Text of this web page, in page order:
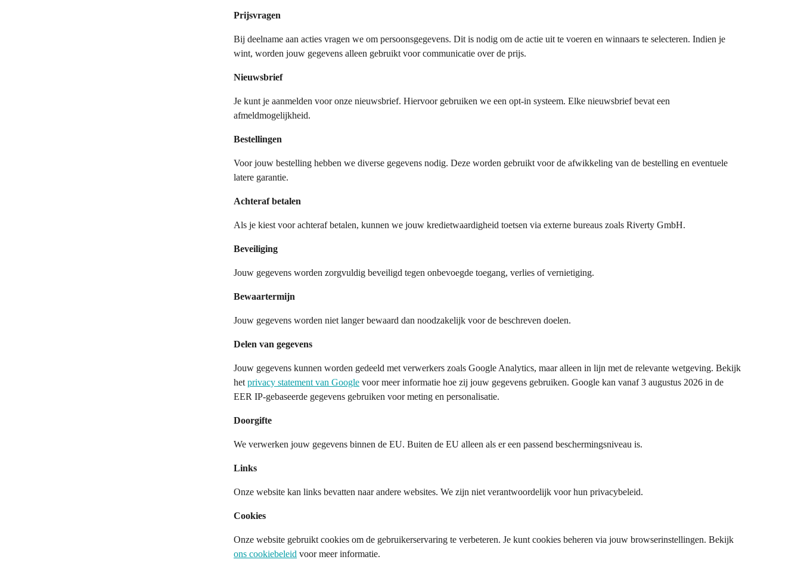
Prijsvragen
Bij deelname aan acties vragen we om persoonsgegevens. Dit is nodig om de actie uit te voeren en winnaars te selecteren. Indien je
wint, worden jouw gegevens alleen gebruikt voor communicatie over de prijs.
Nieuwsbrief
Je kunt je aanmelden voor onze nieuwsbrief. Hiervoor gebruiken we een opt-in systeem. Elke nieuwsbrief bevat een
afmeldmogelijkheid.
Bestellingen
Voor jouw bestelling hebben we diverse gegevens nodig. Deze worden gebruikt voor de afwikkeling van de bestelling en eventuele
latere garantie.
Achteraf betalen
Als je kiest voor achteraf betalen, kunnen we jouw kredietwaardigheid toetsen via externe bureaus zoals Riverty GmbH.
Beveiliging
Jouw gegevens worden zorgvuldig beveiligd tegen onbevoegde toegang, verlies of vernietiging.
Bewaartermijn
Jouw gegevens worden niet langer bewaard dan noodzakelijk voor de beschreven doelen.
Delen van gegevens
Jouw gegevens kunnen worden gedeeld met verwerkers zoals Google Analytics, maar alleen in lijn met de relevante wetgeving. Bekijk
het privacy statement van Google voor meer informatie hoe zij jouw gegevens gebruiken. Google kan vanaf 3 augustus 2026 in de
EER IP-gebaseerde gegevens gebruiken voor meting en personalisatie.
Doorgifte
We verwerken jouw gegevens binnen de EU. Buiten de EU alleen als er een passend beschermingsniveau is.
Links
Onze website kan links bevatten naar andere websites. We zijn niet verantwoordelijk voor hun privacybeleid.
Cookies
Onze website gebruikt cookies om de gebruikerservaring te verbeteren. Je kunt cookies beheren via jouw browserinstellingen. Bekijk
ons cookiebeleid voor meer informatie.